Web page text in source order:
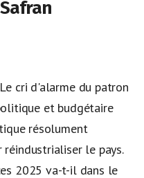
cri d'alarme du patron
et budgétaire
résolument
le pays.
2025 va-t-il dans le